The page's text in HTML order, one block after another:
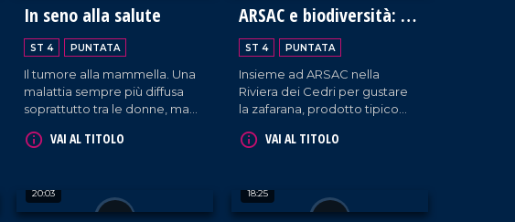
In seno alla salute
ST 4 PUNTATA
Il tumore alla mammella. Una
malattia sempre più diffusa
soprattutto tra le donne, ma
uomini.VAI AL TITOLO
ARSAC e biodiversità: la
zafarana di Tortora
ST 4 PUNTATA
Insieme ad ARSAC nella
Riviera dei Cedri per gustare
la zafarana, prodotto tipico
della biodiversità in Calabria.
VAI AL TITOLO
20:03 18:25